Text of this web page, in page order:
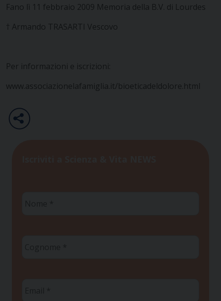
Fano lì 11 febbraio 2009 Memoria della B.V. di Lourdes
† Armando TRASARTI Vescovo
Per informazioni e iscrizioni:
www.associazionelafamiglia.it/bioeticadeldolore.html